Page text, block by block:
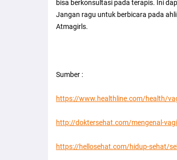
bisa berkonsultasi pada terapis. Ini
Jangan ragu untuk berbicara pada
Atmagirls.
Sumber :
https://www.healthline.com/health/
http://doktersehat.com/mengenal-
https://hellosehat.com/hidup-sehat/